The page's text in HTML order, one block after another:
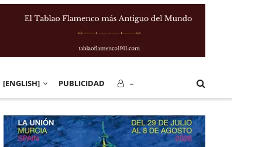
[ENGLISH] PUBLICIDAD –